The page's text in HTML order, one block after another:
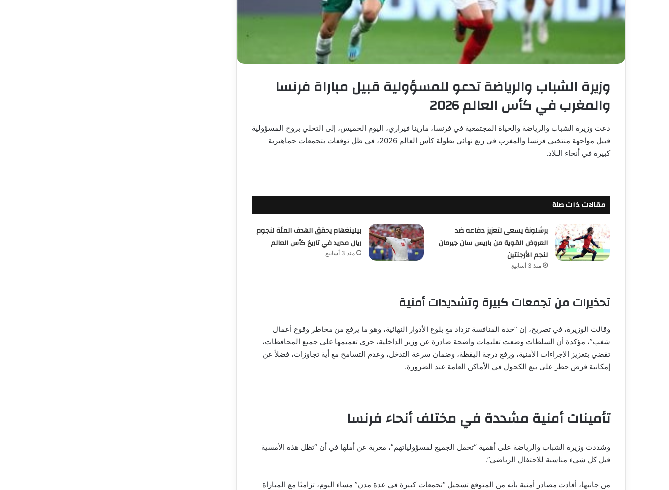
وزيرة الشباب والرياضة تدعو للمسؤولية قبيل مباراة فرنسا
والمغرب في كأس العالم 2026
دعت وزيرة الشباب والرياضة والحياة المجتمعية في فرنسا، مارينا فيراري، اليوم الخميس، إلى التحلي بروح المسؤولية
قبيل مواجهة منتخبي فرنسا والمغرب في ربع نهائي بطولة كأس العالم 2026، في ظل توقعات بتجمعات جماهيرية
كبيرة في أنحاء البلاد.
مقالات ذات صلة
برشلونة يسعى لتعزيز دفاعه ضد
العروض القوية من باريس سان جيرمان
لنجم الأرجنتين
منذ 3 أسابيع
بيلينغهام يحقق الهدف المئة لنجوم
ريال مدريد في تاريخ كأس العالم
منذ 3 أسابيع
تحذيرات من تجمعات كبيرة وتشديدات أمنية
وقالت الوزيرة، في تصريح، إن “حدة المنافسة تزداد مع بلوغ الأدوار النهائية، وهو ما يرفع من مخاطر وقوع أعمال
شغب”، مؤكدة أن السلطات وضعت تعليمات واضحة صادرة عن وزير الداخلية، جرى تعميمها على جميع المحافظات،
تقضي بتعزيز الإجراءات الأمنية، ورفع درجة اليقظة، وضمان سرعة التدخل، وعدم التسامح مع أية تجاوزات، فضلاً عن
إمكانية فرض حظر على بيع الكحول في الأماكن العامة عند الضرورة.
تأمينات أمنية مشددة في مختلف أنحاء فرنسا
وشددت وزيرة الشباب والرياضة على أهمية “تحمل الجميع لمسؤولياتهم”، معربة عن أملها في أن “تظل هذه الأمسية
قبل كل شيء مناسبة للاحتفال الرياضي”.
من جانبها، أفادت مصادر أمنية بأنه من المتوقع تسجيل “تجمعات كبيرة في عدة مدن” مساء اليوم، تزامنًا مع المباراة